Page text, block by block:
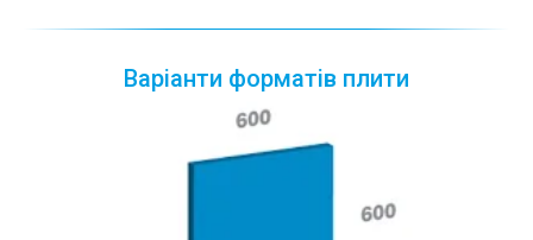
Варіанти форматів плити